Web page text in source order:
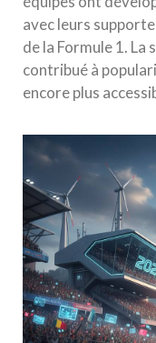
avec leurs
de la Formule 1. La
contribué à
encore plus